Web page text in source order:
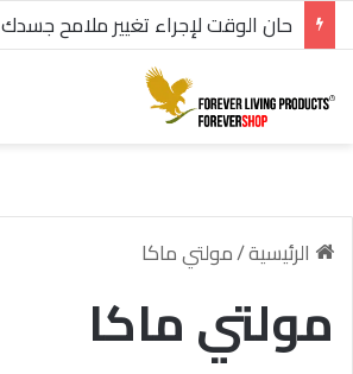
حان الوقت لإجراء تغيير ملامح جسدك
الرئيسية/مولتي ماكا
مولتي ماكا